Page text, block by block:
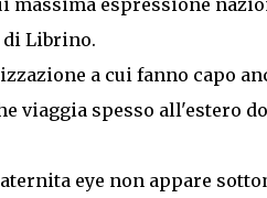
espressione
Librino.
a cui fanno capo
viaggia spesso all'estero
eye non appare